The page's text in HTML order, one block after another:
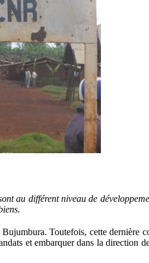
au différent niveau de
Toutefois, cette dernière
et embarquer dans la direction